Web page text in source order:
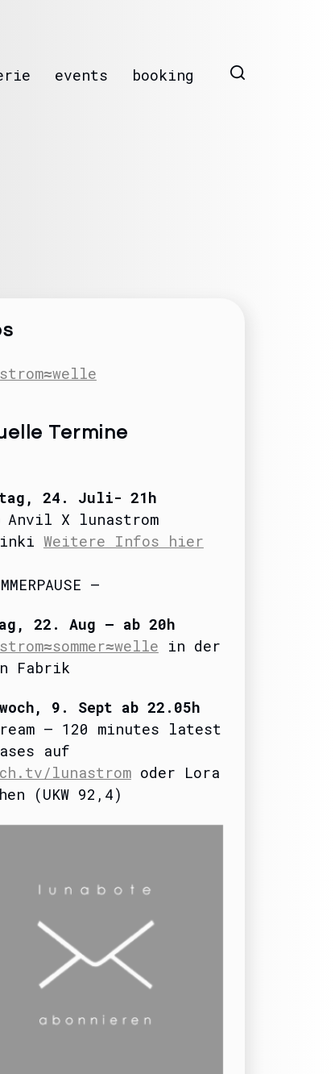
events booking
Termine
, 24. Juli- 21h
Anvil X lunastrom
Weitere Infos hier
–
22. Aug – ab 20h
in der
Fabrik
9. Sept ab 22.05h
– 120 minutes latest
auf
lunastromoder Lora
(UKW 92,4)